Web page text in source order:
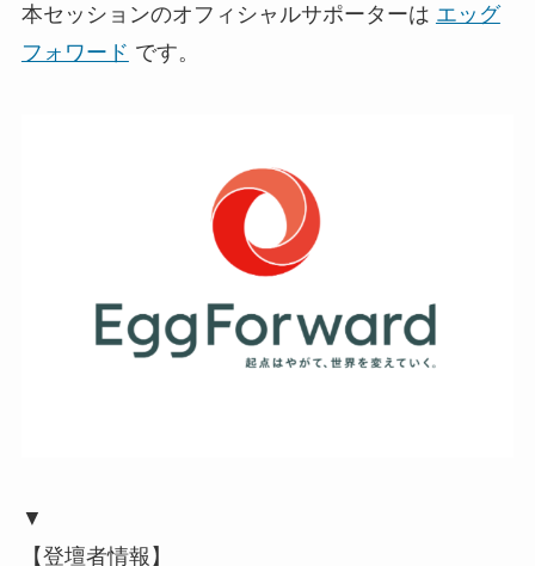
本セッションのオフィシャルサポーターは エッグ
フォワード です。
▼
【登壇者情報】